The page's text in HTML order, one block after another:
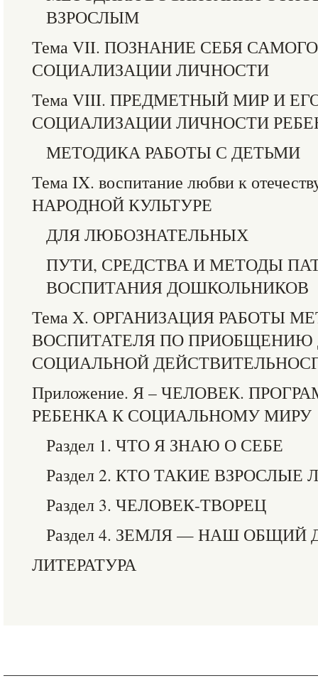
ВЗРОСЛЫМ
Тема VII. ПОЗНАНИЕ СЕБЯ
СОЦИАЛИЗАЦИИ ЛИЧНОСТИ
Тема VIII. ПРЕДМЕТНЫЙ МИР И
СОЦИАЛИЗАЦИИ ЛИЧНОСТИ
МЕТОДИКА РАБОТЫ С ДЕТЬМИ
Тема IX. воспитание любви к
НАРОДНОЙ КУЛЬТУРЕ
ДЛЯ ЛЮБОЗНАТЕЛЬНЫХ
ПУТИ, СРЕДСТВА И МЕТОДЫ
ВОСПИТАНИЯ ДОШКОЛЬНИКОВ
Тема X. ОРГАНИЗАЦИЯ РАБОТЫ
ВОСПИТАТЕЛЯ ПО ПРИОБЩЕНИЮ
СОЦИАЛЬНОЙ
Приложение. Я – ЧЕЛОВЕК.
РЕБЕНКА К СОЦИАЛЬНОМУ МИРУ
Раздел 1. ЧТО Я ЗНАЮ О СЕБЕ
Раздел 2. КТО ТАКИЕ ВЗРОСЛЫЕ
Раздел 3. ЧЕЛОВЕК-ТВОРЕЦ
Раздел 4. ЗЕМЛЯ — НАШ ОБЩИЙ
ЛИТЕРАТУРА